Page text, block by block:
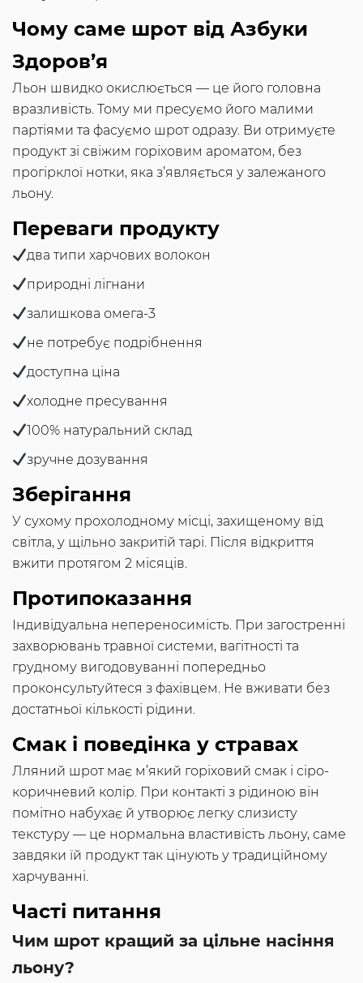
Чому саме шрот від Азбуки
Здоров’я
Льон швидко окислюється — це його головна
вразливість. Тому ми пресуємо його малими
партіями та фасуємо шрот одразу. Ви отримуєте
продукт зі свіжим горіховим ароматом, без
прогірклої нотки, яка з’являється у залежаного
льону.
Переваги продукту
два типи харчових волокон
природні лігнани
залишкова омега-3
не потребує подрібнення
доступна ціна
холодне пресування
100% натуральний склад
зручне дозування
Зберігання
У сухому прохолодному місці, захищеному від
світла, у щільно закритій тарі. Після відкриття
вжити протягом 2 місяців.
Протипоказання
Індивідуальна непереносимість. При загостренні
захворювань травної системи, вагітності та
грудному вигодовуванні попередньо
проконсультуйтеся з фахівцем. Не вживати без
достатньої кількості рідини.
Смак і поведінка у стравах
Лляний шрот має м’який горіховий смак і сіро-
коричневий колір. При контакті з рідиною він
помітно набухає й утворює легку слизисту
текстуру — це нормальна властивість льону, саме
завдяки їй продукт так цінують у традиційному
харчуванні.
Часті питання
Чим шрот кращий за цільне насіння
льону?